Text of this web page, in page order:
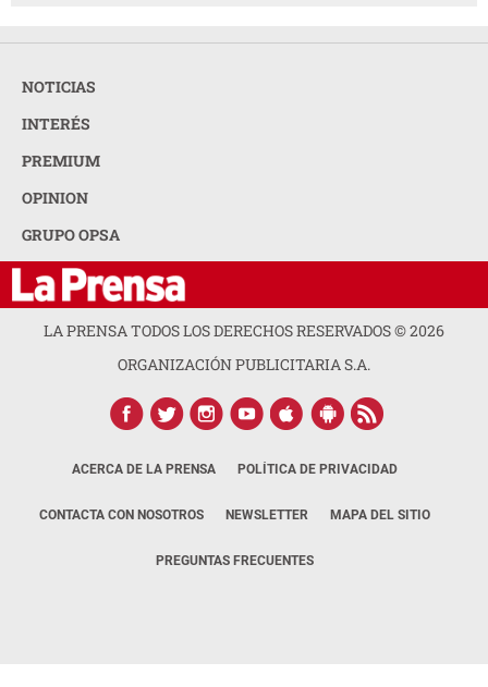
NOTICIAS
INTERÉS
PREMIUM
OPINION
GRUPO OPSA
LA PRENSA TODOS LOS DERECHOS RESERVADOS ©2026
ORGANIZACIÓN PUBLICITARIA S.A.
ACERCA DE LA PRENSA POLÍTICA DE PRIVACIDAD
CONTACTA CON NOSOTROS NEWSLETTER MAPA DEL SITIO
PREGUNTAS FRECUENTES